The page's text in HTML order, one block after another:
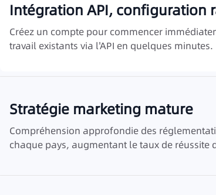
Intégration API, configuration
Créez un compte pour commencer
travail existants via l'API en quelques minutes.
Stratégie marketing mature
Compréhension approfondie des
chaque pays, augmentant le taux de réussite